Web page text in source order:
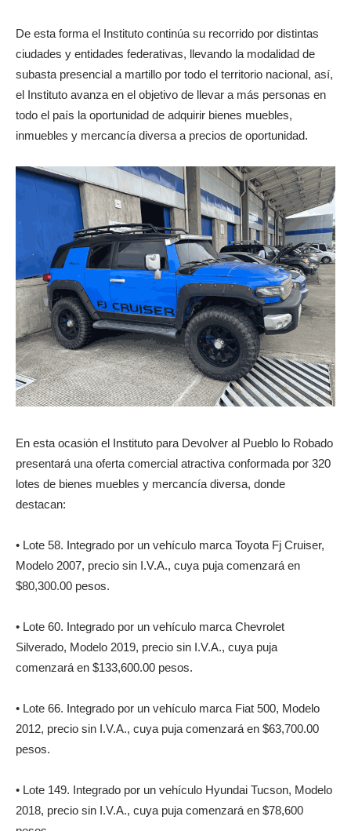
De esta forma el Instituto continúa su recorrido por distintas
ciudades y entidades federativas, llevando la modalidad de
subasta presencial a martillo por todo el territorio nacional, así,
el Instituto avanza en el objetivo de llevar a más personas en
todo el país la oportunidad de adquirir bienes muebles,
inmuebles y mercancía diversa a precios de oportunidad.
En esta ocasión el Instituto para Devolver al Pueblo lo Robado
presentará una oferta comercial atractiva conformada por 320
lotes de bienes muebles y mercancía diversa, donde
destacan:
• Lote 58. Integrado por un vehículo marca Toyota Fj Cruiser,
Modelo 2007, precio sin I.V.A., cuya puja comenzará en
$80,300.00 pesos.
• Lote 60. Integrado por un vehículo marca Chevrolet
Silverado, Modelo 2019, precio sin I.V.A., cuya puja
comenzará en $133,600.00 pesos.
• Lote 66. Integrado por un vehículo marca Fiat 500, Modelo
2012, precio sin I.V.A., cuya puja comenzará en $63,700.00
pesos.
• Lote 149. Integrado por un vehículo Hyundai Tucson, Modelo
2018, precio sin I.V.A., cuya puja comenzará en $78,600